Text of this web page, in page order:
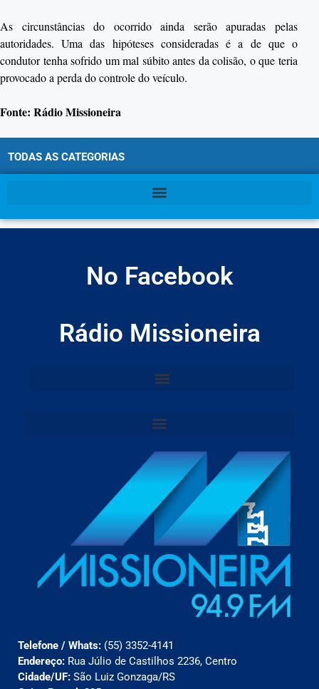
As circunstâncias do ocorrido ainda serão apuradas pelas
autoridades. Uma das hipóteses consideradas é a de que o
condutor tenha sofrido um mal súbito antes da colisão, o que teria
provocado a perda do controle do veículo.
Fonte: Rádio Missioneira
TODAS AS CATEGORIAS
No Facebook
Rádio Missioneira
Telefone / Whats: (55) 3352-4141
Endereço: Rua Júlio de Castilhos 2236, Centro
Cidade/UF: São Luiz Gonzaga/RS